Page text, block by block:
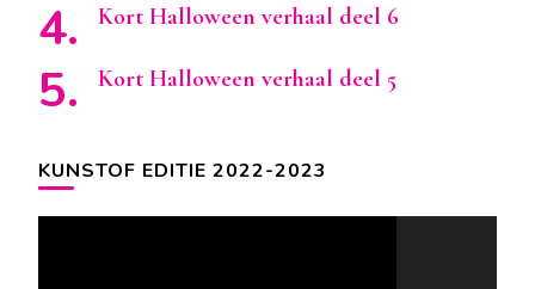
Kort Halloween verhaal deel 6
Kort Halloween verhaal deel 5
KUNSTOF EDITIE 2022-2023